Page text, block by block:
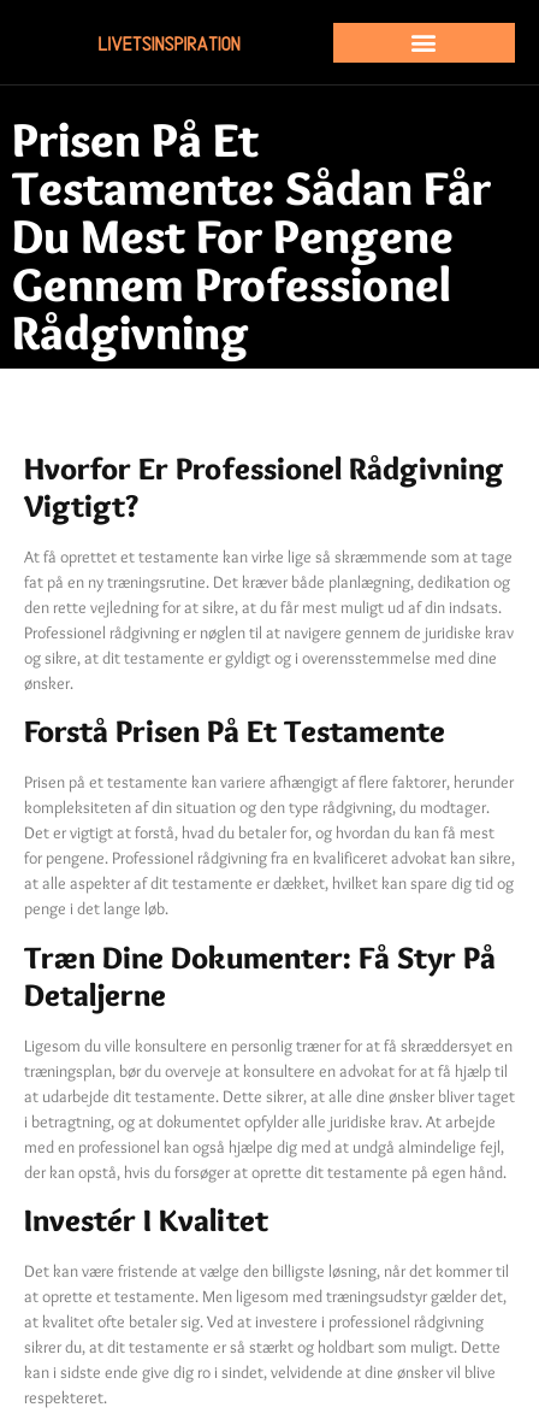
Prisen På Et
Testamente: Sådan Får
Du Mest For Pengene
Gennem Professionel
Rådgivning
Hvorfor Er Professionel Rådgivning
Vigtigt?
At få oprettet et testamente kan virke lige så skræmmende som at tage
fat på en ny træningsrutine. Det kræver både planlægning, dedikation og
den rette vejledning for at sikre, at du får mest muligt ud af din indsats.
Professionel rådgivning er nøglen til at navigere gennem de juridiske krav
og sikre, at dit testamente er gyldigt og i overensstemmelse med dine
ønsker.
Forstå Prisen På Et Testamente
Prisen på et testamente kan variere afhængigt af flere faktorer, herunder
kompleksiteten af din situation og den type rådgivning, du modtager.
Det er vigtigt at forstå, hvad du betaler for, og hvordan du kan få mest
for pengene. Professionel rådgivning fra en kvalificeret advokat kan sikre,
at alle aspekter af dit testamente er dækket, hvilket kan spare dig tid og
penge i det lange løb.
Træn Dine Dokumenter: Få Styr På
Detaljerne
Ligesom du ville konsultere en personlig træner for at få skræddersyet en
træningsplan, bør du overveje at konsultere en advokat for at få hjælp til
at udarbejde dit testamente. Dette sikrer, at alle dine ønsker bliver taget
i betragtning, og at dokumentet opfylder alle juridiske krav. At arbejde
med en professionel kan også hjælpe dig med at undgå almindelige fejl,
der kan opstå, hvis du forsøger at oprette dit testamente på egen hånd.
Investér I Kvalitet
Det kan være fristende at vælge den billigste løsning, når det kommer til
at oprette et testamente. Men ligesom med træningsudstyr gælder det,
at kvalitet ofte betaler sig. Ved at investere i professionel rådgivning
sikrer du, at dit testamente er så stærkt og holdbart som muligt. Dette
kan i sidste ende give dig ro i sindet, velvidende at dine ønsker vil blive
respekteret.